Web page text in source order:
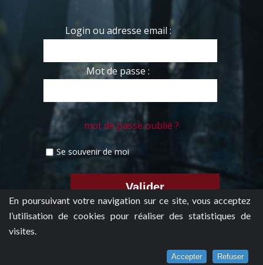
En poursuivant votre navigation sur ce site, vous acceptez
l’utilisation de cookies pour réaliser des statistiques de
visites.
Accepter Refuser
Login ou adresse email :
Mot de passe :
mot de passe oublié ?
Se souvenir de moi